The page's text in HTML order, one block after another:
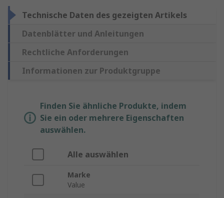
Technische Daten des gezeigten Artikels
Datenblätter und Anleitungen
Rechtliche Anforderungen
Informationen zur Produktgruppe
Finden Sie ähnliche Produkte, indem
Sie ein oder mehrere Eigenschaften
auswählen.
Alle auswählen
Marke
Value